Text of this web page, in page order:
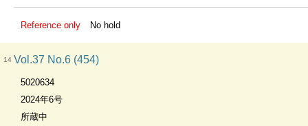
Reference only No hold
14 Vol.37 No.6 (454)
5020634
2024年6号
所蔵中